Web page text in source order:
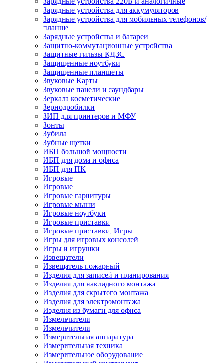
Зарядные устройства для аккумуляторов
Зарядные устройства для мобильных телефонов/
планше
Зарядные устройства и батареи
Защитно-коммутационные устройства
Защитные гильзы КДЗС
Защищенные ноутбуки
Защищенные планшеты
Звуковые Карты
Звуковые панели и саундбары
Зеркала косметические
Зернодробилки
ЗИП для принтеров и МФУ
Зонты
Зубила
Зубные щетки
ИБП большой мощности
ИБП для дома и офиса
ИБП для ПК
Игровые
Игровые
Игровые гарнитуры
Игровые мыши
Игровые ноутбуки
Игровые приставки
Игровые приставки, Игры
Игры для игровых консолей
Игры и игрушки
Извещатели
Извещатель пожарный
Изделия для записей и планирования
Изделия для накладного монтажа
Изделия для скрытого монтажа
Изделия для электромонтажа
Изделия из бумаги для офиса
Измельчители
Измельчители
Измерительная аппаратура
Измерительная техника
Измерительное оборудование